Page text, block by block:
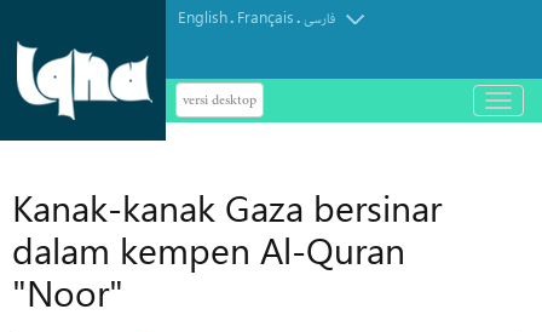
English. Français.فارسی
versi desktop
باز
و
Kanak-kanak Gaza bersinar
dalam kempen Al-Quran
"Noor"